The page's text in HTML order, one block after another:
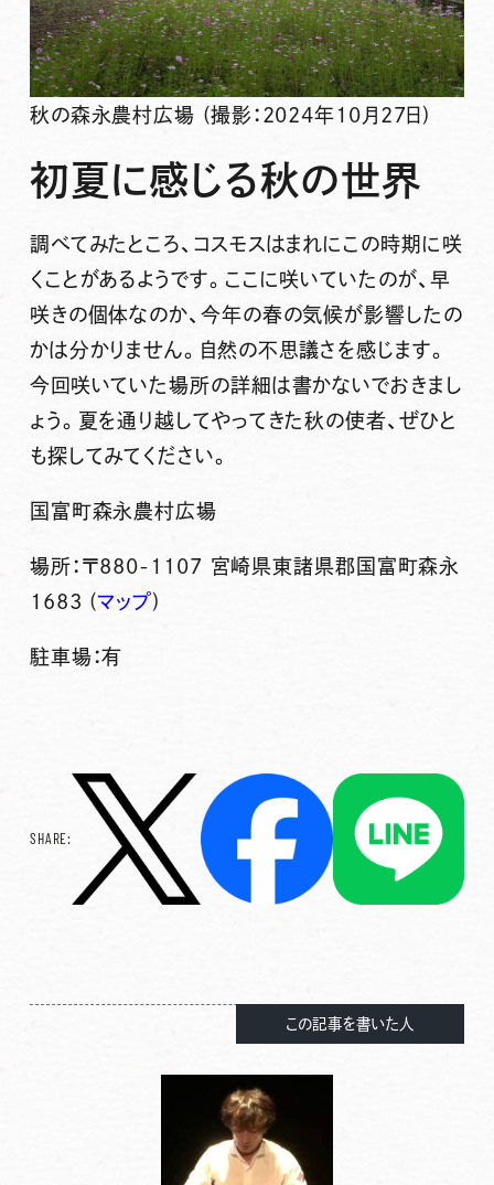
秋の森永農村広場 (撮影：2024年10月27日)
初夏に感じる秋の世界
調べてみたところ、コスモスはまれにこの時期に咲
くことがあるようです。ここに咲いていたのが、早
咲きの個体なのか、今年の春の気候が影響したの
かは分かりません。自然の不思議さを感じます。
今回咲いていた場所の詳細は書かないでおきまし
ょう。夏を通り越してやってきた秋の使者、ぜひと
も探してみてください。
国富町森永農村広場
場所：〒880-1107 宮崎県東諸県郡国富町森永
1683 (マップ)
駐車場：有
SHARE:
この記事を書いた人